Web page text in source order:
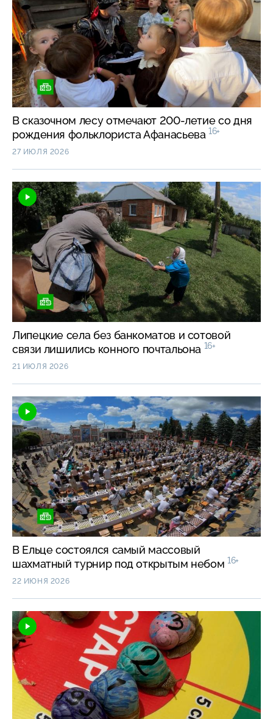
В сказочном лесу отмечают 200-летие со дня
рождения фольклориста Афанасьева 16+
27 ИЮЛЯ 2026
Липецкие села без банкоматов и сотовой
связи лишились конного почтальона 16+
21 ИЮЛЯ 2026
В Ельце состоялся самый массовый
шахматный турнир под открытым небом 16+
22 ИЮНЯ 2026